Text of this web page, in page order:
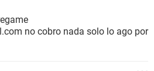
no cobro nada solo lo ago por